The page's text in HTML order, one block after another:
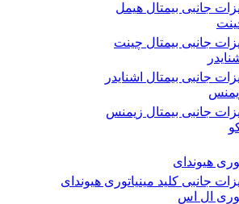
جانبی بیمتال هیمل
جانبی بیمتال چینت
جانبی بیمتال اشنایدر
جانبی بیمتال زیمنس
هیوندای
جانبی کلید مینیاتوری هیوندای
ال اس